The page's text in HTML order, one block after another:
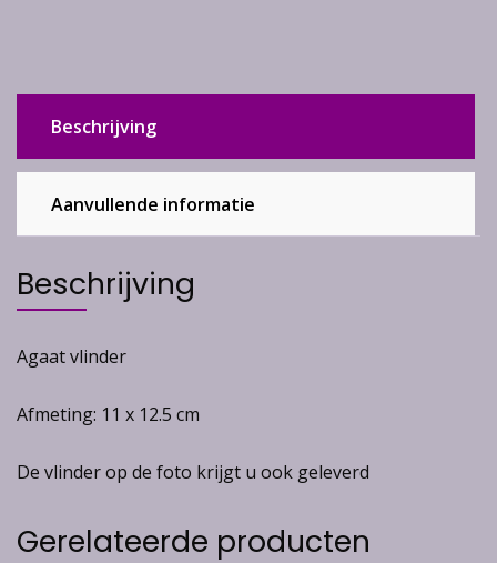
Beschrijving
Aanvullende informatie
Beschrijving
Agaat vlinder
Afmeting: 11 x 12.5 cm
De vlinder op de foto krijgt u ook geleverd
Gerelateerde producten